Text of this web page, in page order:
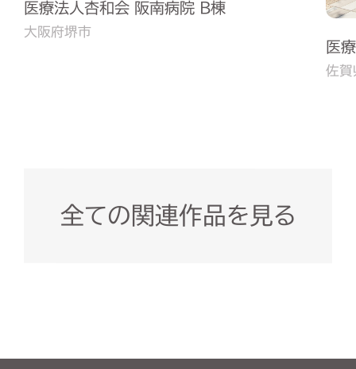
医療法人杏和会 阪南病院 B棟
大阪府堺市
医
佐賀
全ての関連作品を見る